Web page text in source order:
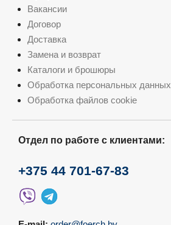
Вакансии
Договор
Доставка
Замена и возврат
Каталоги и брошюры
Обработка персональных данных
Обработка файлов cookie
Отдел по работе с клиентами:
+375 44 701-67-83